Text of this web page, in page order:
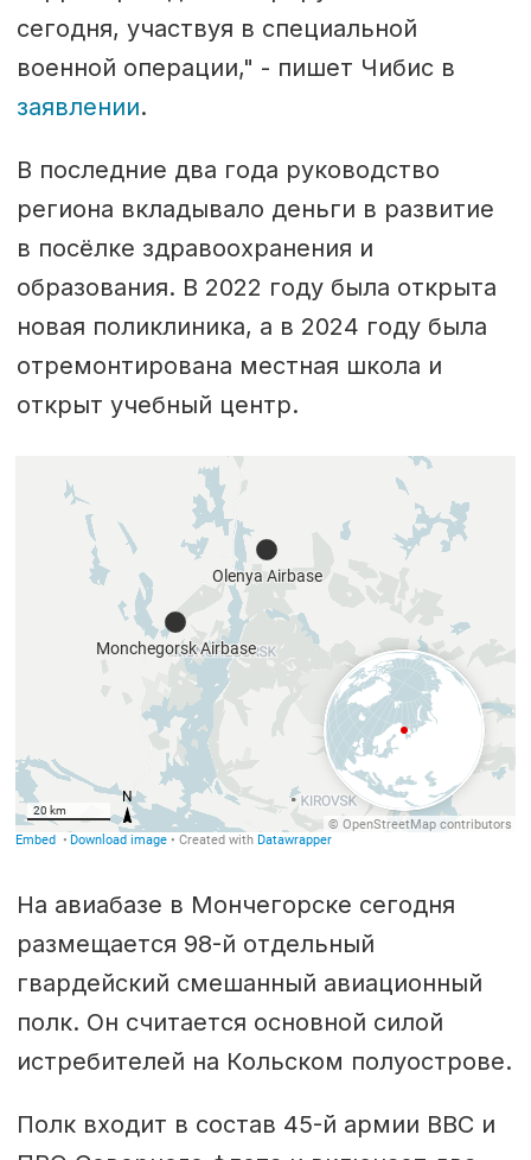
сегодня, участвуя в специальной
военной операции," - пишет Чибис в
заявлении.
В последние два года руководство
региона вкладывало деньги в развитие
в посёлке здравоохранения и
образования. В 2022 году была открыта
новая поликлиника, а в 2024 году была
отремонтирована местная школа и
открыт учебный центр.
На авиабазе в Мончегорске сегодня
размещается 98-й отдельный
гвардейский смешанный авиационный
полк. Он считается основной силой
истребителей на Кольском полуострове.
Полк входит в состав 45-й армии ВВС и